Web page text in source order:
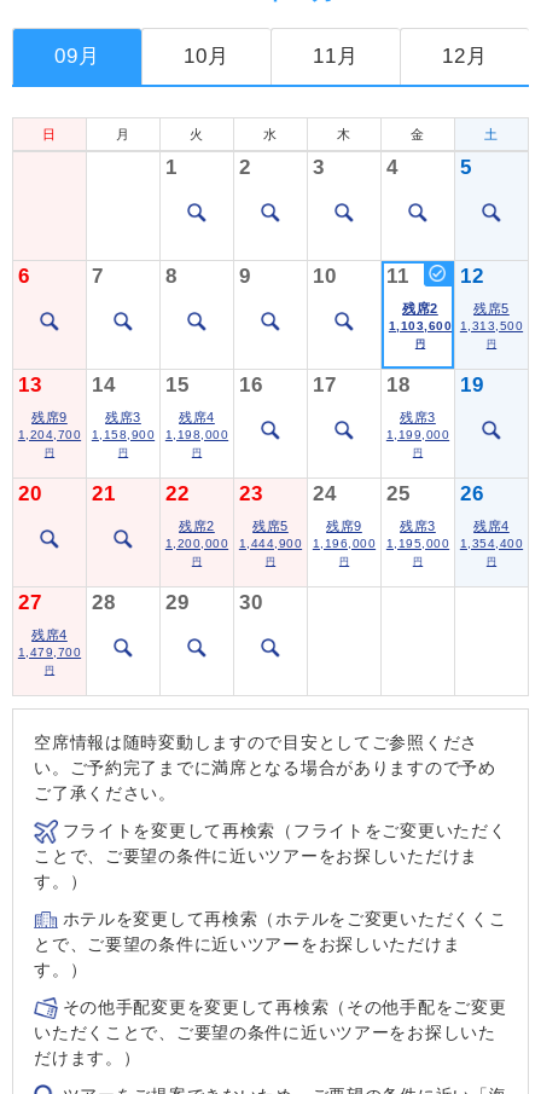
09月 10月 11月 12月
日 月 火 水 木 金 土
1 2 3 4 5
6 7 8 9 10 11
残席2
1,103,600
円
12
残席5
1,313,500
円
13
残席9
1,204,700
円
14
残席3
1,158,900
円
15
残席4
1,198,000
円
16 17 18
残席3
1,199,000
円
19
20 21 22
残席2
1,200,000
円
23
残席5
1,444,900
円
24
残席9
1,196,000
円
25
残席3
1,195,000
円
26
残席4
1,354,400
円
27
残席4
1,479,700
円
28 29 30
空席情報は随時変動しますので目安としてご参照くださ
い。ご予約完了までに満席となる場合がありますので予め
ご了承ください。
フライトを変更して再検索（フライトをご変更いただく
ことで、ご要望の条件に近いツアーをお探しいただけま
す。）
ホテルを変更して再検索（ホテルをご変更いただくくこ
とで、ご要望の条件に近いツアーをお探しいただけま
す。）
その他手配変更を変更して再検索（その他手配をご変更
いただくことで、ご要望の条件に近いツアーをお探しいた
だけます。）